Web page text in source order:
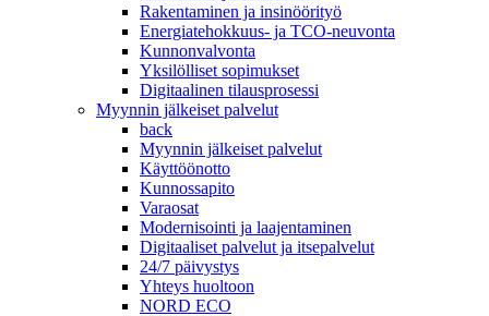
Rakentaminen ja insinöörityö
Energiatehokkuus- ja TCO-neuvonta
Kunnonvalvonta
Yksilölliset sopimukset
Digitaalinen tilausprosessi
Myynnin jälkeiset palvelut
back
Myynnin jälkeiset palvelut
Käyttöönotto
Kunnossapito
Varaosat
Modernisointi ja laajentaminen
Digitaaliset palvelut ja itsepalvelut
24/7 päivystys
Yhteys huoltoon
NORD ECO